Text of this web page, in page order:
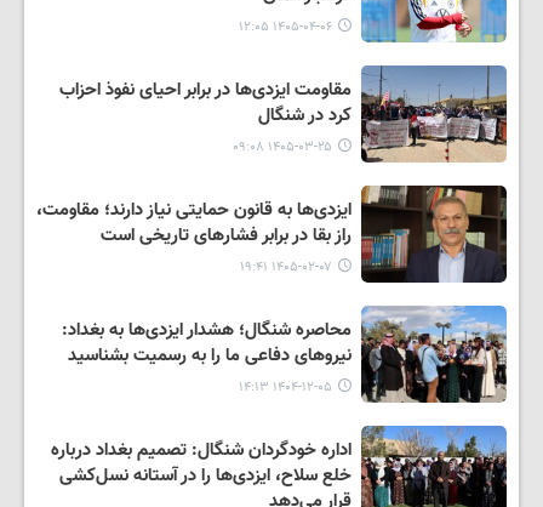
۱۴۰۵-۰۴-۰۶ ۱۲:۰۵
مقاومت ایزدی‌ها در برابر احیای نفوذ احزاب
کرد در شنگال
۱۴۰۵-۰۳-۲۵ ۰۹:۰۸
ایزدی‌ها به قانون حمایتی نیاز دارند؛ مقاومت،
راز بقا در برابر فشارهای تاریخی است
۱۴۰۵-۰۲-۰۷ ۱۹:۴۱
محاصره شنگال؛ هشدار ایزدی‌ها به بغداد:
نیروهای دفاعی ما را به رسمیت بشناسید
۱۴۰۴-۱۲-۰۵ ۱۴:۱۳
اداره خودگردان شنگال: تصمیم بغداد درباره
خلع سلاح، ایزدی‌ها را در آستانه نسل‌کشی
قرار می‌دهد